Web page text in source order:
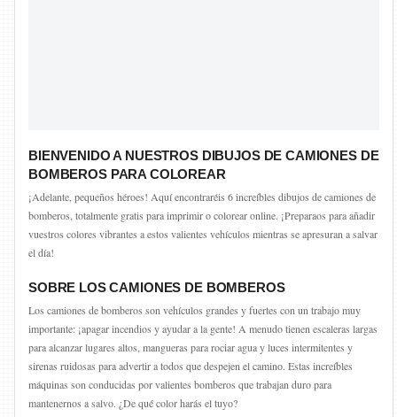
BIENVENIDO A NUESTROS DIBUJOS DE CAMIONES DE
BOMBEROS PARA COLOREAR
¡Adelante, pequeños héroes! Aquí encontraréis 6 increíbles dibujos de camiones de
bomberos, totalmente gratis para imprimir o colorear online. ¡Preparaos para añadir
vuestros colores vibrantes a estos valientes vehículos mientras se apresuran a salvar
el día!
SOBRE LOS CAMIONES DE BOMBEROS
Los camiones de bomberos son vehículos grandes y fuertes con un trabajo muy
importante: ¡apagar incendios y ayudar a la gente! A menudo tienen escaleras largas
para alcanzar lugares altos, mangueras para rociar agua y luces intermitentes y
sirenas ruidosas para advertir a todos que despejen el camino. Estas increíbles
máquinas son conducidas por valientes bomberos que trabajan duro para
mantenernos a salvo. ¿De qué color harás el tuyo?